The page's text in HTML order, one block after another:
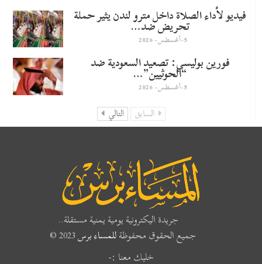
فيديو لأداء الصلاة داخل مترو لندن يثير حملة
تحريض ضد…
5-أغسطس- 2026
​فورين بوليسي: تصعيد السعودية ضد
“الحوثيين”…
5-أغسطس- 2026
السابق التالي
جريدة اليكترونية يومية يمنية مستقلة..
جميع الحقوق محفوظةللمساء برس
خليك معنا :-